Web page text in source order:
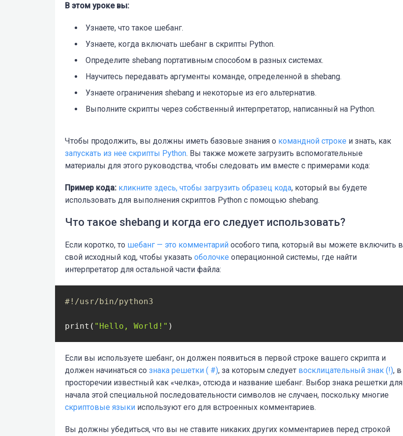
В этом уроке вы:
Узнаете, что такое шебанг.
Узнаете, когда включать шебанг в скрипты Python.
Определите shebang портативным способом в разных системах.
Научитесь передавать аргументы команде, определенной в shebang.
Узнаете ограничения shebang и некоторые из его альтернатив.
Выполните скрипты через собственный интерпретатор, написанный на Python.
Чтобы продолжить, вы должны иметь базовые знания о командной строке и знать, как
запускать из нее скрипты Python. Вы также можете загрузить вспомогательные
материалы для этого руководства, чтобы следовать им вместе с примерами кода:
Пример кода: кликните здесь, чтобы загрузить образец кода, который вы будете
использовать для выполнения скриптов Python с помощью shebang.
Что такое shebang и когда его следует использовать?
Если коротко, то шебанг — это комментарий особого типа, который вы можете включить в
свой исходный код, чтобы указать оболочке операционной системы, где найти
интерпретатор для остальной части файла:
#!/usr/bin/python3
print( "Hello, World!" )
Если вы используете шебанг, он должен появиться в первой строке вашего скрипта и
должен начинаться со знака решетки ( #), за которым следует восклицательный знак (!), в
просторечии известный как «челка», отсюда и название шебанг. Выбор знака решетки для
начала этой специальной последовательности символов не случаен, поскольку многие
скриптовые языки используют его для встроенных комментариев.
Вы должны убедиться, что вы не ставите никаких других комментариев перед строкой